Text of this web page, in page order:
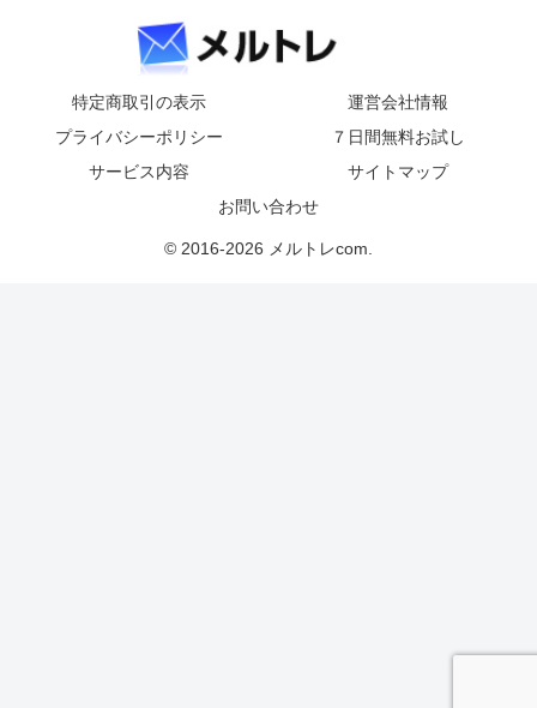
特定商取引の表示
運営会社情報
プライバシーポリシー
７日間無料お試し
サービス内容
サイトマップ
お問い合わせ
© 2016-2026 メルトレcom.